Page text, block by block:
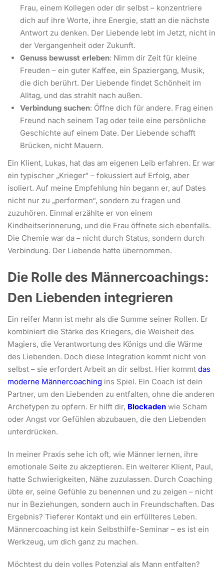
Frau, einem Kollegen oder dir selbst – konzentriere
dich auf ihre Worte, ihre Energie, statt an die nächste
Antwort zu denken. Der Liebende lebt im Jetzt, nicht in
der Vergangenheit oder Zukunft.
Genuss bewusst erleben: Nimm dir Zeit für kleine
Freuden – ein guter Kaffee, ein Spaziergang, Musik,
die dich berührt. Der Liebende findet Schönheit im
Alltag, und das strahlt nach außen.
Verbindung suchen: Öffne dich für andere. Frag einen
Freund nach seinem Tag oder teile eine persönliche
Geschichte auf einem Date. Der Liebende schafft
Brücken, nicht Mauern.
Ein Klient, Lukas, hat das am eigenen Leib erfahren. Er war
ein typischer „Krieger“ – fokussiert auf Erfolg, aber
isoliert. Auf meine Empfehlung hin begann er, auf Dates
nicht nur zu „performen“, sondern zu fragen und
zuzuhören. Einmal erzählte er von einem
Kindheitserinnerung, und die Frau öffnete sich ebenfalls.
Die Chemie war da – nicht durch Status, sondern durch
Verbindung. Der Liebende hatte übernommen.
Die Rolle des Männercoachings:
Den Liebenden integrieren
Ein reifer Mann ist mehr als die Summe seiner Rollen. Er
kombiniert die Stärke des Kriegers, die Weisheit des
Magiers, die Verantwortung des Königs und die Wärme
des Liebenden. Doch diese Integration kommt nicht von
selbst – sie erfordert Arbeit an dir selbst. Hier kommt das
moderne Männercoaching ins Spiel. Ein Coach ist dein
Partner, um den Liebenden zu entfalten, ohne die anderen
Archetypen zu opfern. Er hilft dir, Blockaden wie Scham
oder Angst vor Gefühlen abzubauen, die den Liebenden
unterdrücken.
In meiner Praxis sehe ich oft, wie Männer lernen, ihre
emotionale Seite zu akzeptieren. Ein weiterer Klient, Paul,
hatte Schwierigkeiten, Nähe zuzulassen. Durch Coaching
übte er, seine Gefühle zu benennen und zu zeigen – nicht
nur in Beziehungen, sondern auch in Freundschaften. Das
Ergebnis? Tieferer Kontakt und ein erfüllteres Leben.
Männercoaching ist kein Selbsthilfe-Seminar – es ist ein
Werkzeug, um dich ganz zu machen.
Möchtest du dein volles Potenzial als Mann entfalten?